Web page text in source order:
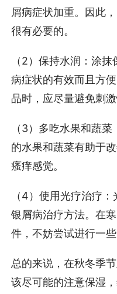
屑病症状加重。因此
很有必要的。
（2）保持水润：涂
病症状的有效而且方
品时，应尽量避免刺
（3）多吃水果和蔬
的水果和蔬菜有助于
瘙痒感觉。
（4）使用光疗治疗
银屑病治疗方法。在
件，不妨尝试进行一些
总的来说，在秋冬季
该尽可能的注意保湿